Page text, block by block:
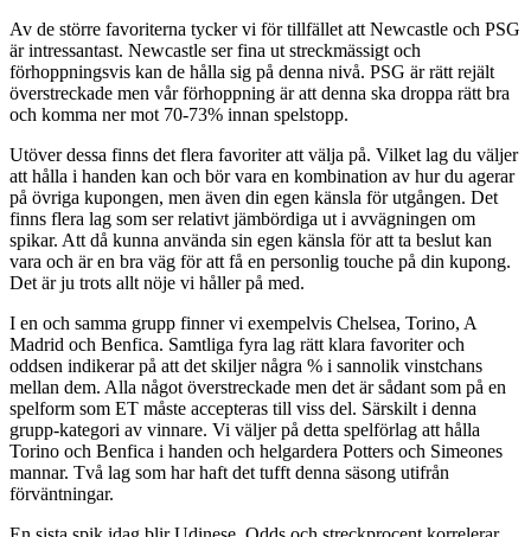
Av de större favoriterna tycker vi för tillfället att Newcastle och PSG
är intressantast. Newcastle ser fina ut streckmässigt och
förhoppningsvis kan de hålla sig på denna nivå. PSG är rätt rejält
överstreckade men vår förhoppning är att denna ska droppa rätt bra
och komma ner mot 70-73% innan spelstopp.
Utöver dessa finns det flera favoriter att välja på. Vilket lag du väljer
att hålla i handen kan och bör vara en kombination av hur du agerar
på övriga kupongen, men även din egen känsla för utgången. Det
finns flera lag som ser relativt jämbördiga ut i avvägningen om
spikar. Att då kunna använda sin egen känsla för att ta beslut kan
vara och är en bra väg för att få en personlig touche på din kupong.
Det är ju trots allt nöje vi håller på med.
I en och samma grupp finner vi exempelvis Chelsea, Torino, A
Madrid och Benfica. Samtliga fyra lag rätt klara favoriter och
oddsen indikerar på att det skiljer några % i sannolik vinstchans
mellan dem. Alla något överstreckade men det är sådant som på en
spelform som ET måste accepteras till viss del. Särskilt i denna
grupp-kategori av vinnare. Vi väljer på detta spelförlag att hålla
Torino och Benfica i handen och helgardera Potters och Simeones
mannar. Två lag som har haft det tufft denna säsong utifrån
förväntningar.